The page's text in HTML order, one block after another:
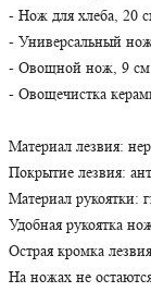
- Нож для хлеба, 20
- Универсальный
- Овощной нож, 9 см
- Овощечистка
Материал лезвия:
Покрытие лезвия:
Материал рукоятки:
Удобная рукоятка
Острая кромка лезвия
На ножах не